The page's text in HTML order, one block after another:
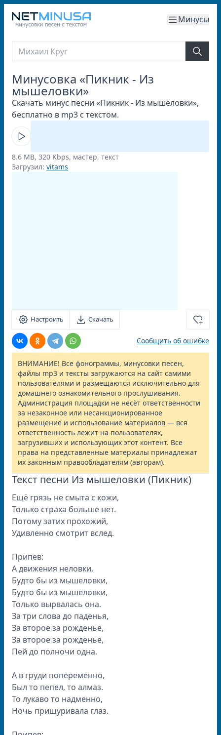
Минусы
Минусовка «Пикник - Из
мышеловки»
Скачать минус песни «Пикник - Из мышеловки»,
бесплатно в mp3 с текстом.
8.6 MB, 320 Kbps, мастер, текст
Загрузил: vitams
Настроить Скачать
Сообщить об ошибке
ВНИМАНИЕ! Все фонограммы, минусовки песен,
файлы mp3 и тексты загружаются на сайт самими
пользователями и размещаются исключительно для
домашнего ознакомительного прослушивания.
Администрация площадки не несёт ответственности
за незаконное или несанкционированное
размещение и использование материалов — вся
ответственность лежит на пользователях,
загрузивших и использующих этот контент. Все
права на представленные материалы принадлежат
их законным правообладателям (авторам).
Текст песни Из мышеловки (Пикник)
Ещё грязь не смыта с кожи,
Только страха больше нет.
Потому затих прохожий,
Удивленно смотрит вслед.
Припев:
А движения неловки,
Будто бы из мышеловки,
Будто бы из мышеловки,
Только вырвалась она.
За три слова до паденья,
За второе за рожденье,
За второе за рожденье,
Пей до полночи одна.
А в груди попеременно,
Был то пепел, то алмаз.
То лукаво то надменно,
Ночь прищуривала глаз.